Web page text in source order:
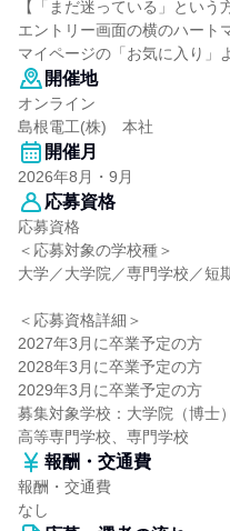
【「まだ迷っている」という
エントリー画面の横のハート
マイページの「お気に入り」
開催地
オンライン
島根電工(株) 本社
開催月
2026年8月・9月
応募資格
応募資格
＜応募対象の学校種＞
大学／大学院／専門学校／短
＜応募資格詳細＞
2027年3月に卒業予定の方
2028年3月に卒業予定の方
2029年3月に卒業予定の方
募集対象学校：大学院（博士
高等専門学校、専門学校
報酬・交通費
報酬・交通費
なし